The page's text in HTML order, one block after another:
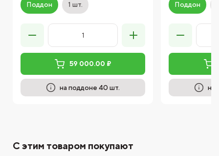
Поддон 1 шт.
59 000.00 ₽
на поддоне 40 шт.
Поддон
на
С этим товаром покупают